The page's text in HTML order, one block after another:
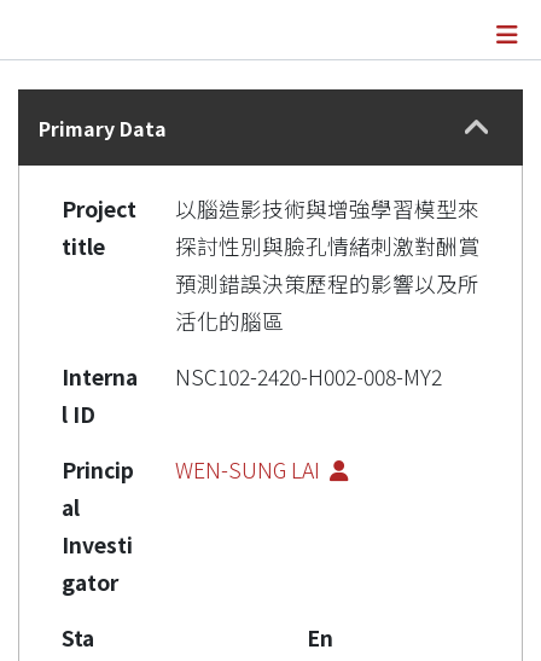
Details
Primary Data
Project
title
以腦造影技術與增強學習模型來
探討性別與臉孔情緒刺激對酬賞
預測錯誤決策歷程的影響以及所
活化的腦區
Interna
l ID
NSC102-2420-H002-008-MY2
Princip
al
Investi
gator
WEN-SUNG LAI
Sta
En